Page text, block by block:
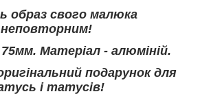
образ свого малюка
неповторним!
75мм. Матеріал - алюміній.
подарунок для
і татусів!